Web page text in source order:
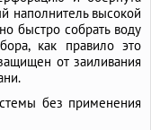
наполнитель высокой
быстро собрать воду
как правило это
от заиливания
без применения